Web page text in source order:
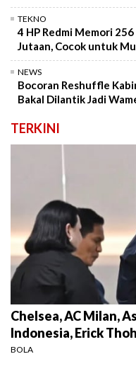
TEKNO
4 HP Redmi Memori
Jutaan, Cocok untuk
NEWS
Bocoran Reshuffle
Bakal Dilantik Jadi
TERKINI
Chelsea, AC Milan,
Indonesia, Erick
BOLA